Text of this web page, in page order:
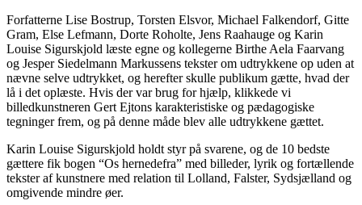
Forfatterne Lise Bostrup, Torsten Elsvor, Michael Falkendorf, Gitte
Gram, Else Lefmann, Dorte Roholte, Jens Raahauge og Karin
Louise Sigurskjold læste egne og kollegerne Birthe Aela Faarvang
og Jesper Siedelmann Markussens tekster om udtrykkene op uden at
nævne selve udtrykket, og herefter skulle publikum gætte, hvad der
lå i det oplæste. Hvis der var brug for hjælp, klikkede vi
billedkunstneren Gert Ejtons karakteristiske og pædagogiske
tegninger frem, og på denne måde blev alle udtrykkene gættet.
Karin Louise Sigurskjold holdt styr på svarene, og de 10 bedste
gættere fik bogen “Os hernedefra” med billeder, lyrik og fortællende
tekster af kunstnere med relation til Lolland, Falster, Sydsjælland og
omgivende mindre øer.